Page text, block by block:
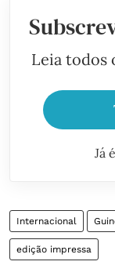
Leia todos
Já
Internacional
edição impressa